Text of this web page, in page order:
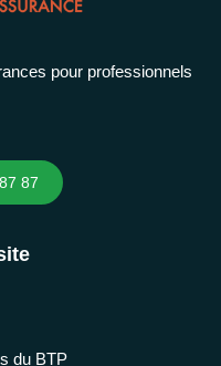
pour professionnels
87
du BTP